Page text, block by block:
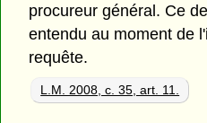
procureur général. Ce
entendu au moment de
requête.
L.M. 2008, c. 35, art. 11.